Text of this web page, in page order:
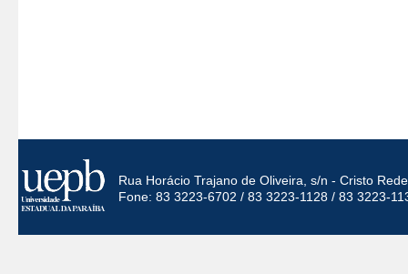
Rua Horácio Trajano de Oliveira, s/n - Cristo
Fone: 83 3223-6702 / 83 3223-1128 / 83 3223-